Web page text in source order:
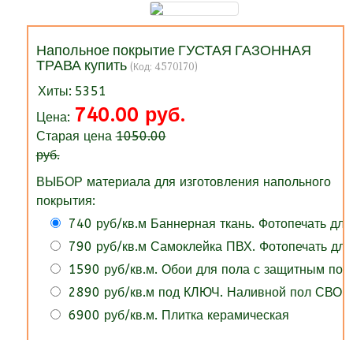
Напольное покрытие ГУСТАЯ ГАЗОННАЯ
ТРАВА купить (Код: 4570170)
Хиты: 5351
Цена: 740.00 руб.
Старая цена1050.00
руб.
ВЫБОР материала для изготовления напольного
покрытия:
740 руб/кв.м Баннерная ткань. Фотопечать
790 руб/кв.м Самоклейка ПВХ. Фотопечать
1590 руб/кв.м. Обои для пола с защитным
2890 руб/кв.м под КЛЮЧ. Наливной пол
6900 руб/кв.м. Плитка керамическая